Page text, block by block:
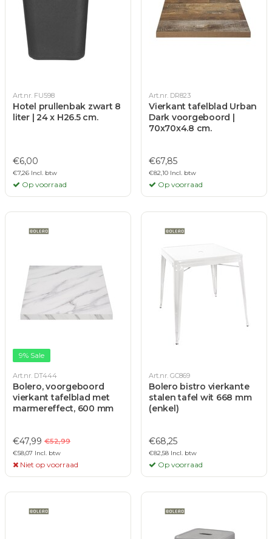
Art.nr. FU598
Hotel prullenbak zwart 8
liter | 24 x H26.5 cm.
€6,00
€7,26 Incl. btw
Op voorraad
Art.nr. DR823
Vierkant tafelblad Urban
Dark voorgeboord |
70x70x4.8 cm.
€67,85
€82,10 Incl. btw
Op voorraad
9% Sale
Art.nr. DT444
Bolero, voorgeboord
vierkant tafelblad met
marmereffect, 600 mm
€47,99 €52,99
€58,07 Incl. btw
Niet op voorraad
Art.nr. GC869
Bolero bistro vierkante
stalen tafel wit 668 mm
(enkel)
€68,25
€82,58 Incl. btw
Op voorraad